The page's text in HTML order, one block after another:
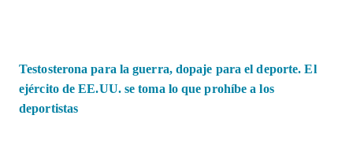
Testosterona para la guerra, dopaje para el deporte. El
ejército de EE.UU. se toma lo que prohíbe a los
deportistas